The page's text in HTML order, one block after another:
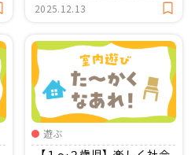
2025.12.13
遊ぶ